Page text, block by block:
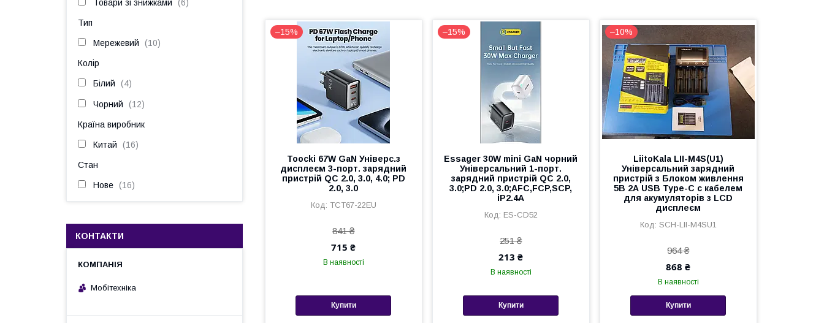
–15%
Toocki 67W GaN Універс.з
дисплеєм 3-порт. зарядний
пристрій QC 2.0, 3.0, 4.0; PD
2.0, 3.0
TCT67-22EU
841 ₴
715 ₴
В наявності
Купити
–15%
Essager 30W mini GaN чорний
Універсальний 1-порт.
зарядний пристрій QC 2.0,
3.0;PD 2.0, 3.0;AFC,FCP,SCP,
iP2.4A
ES-CD52
251 ₴
213 ₴
В наявності
Купити
–10%
LiitoKala LII-M4S(U1)
Універсальний зарядний
пристрій з Блоком живлення
5В 2А USB Type-C с кабелем
для акумуляторів з LCD
дисплеєм
SCH-LII-M4SU1
964 ₴
868 ₴
В наявності
Купити
Товари зі знижками 6
Тип
Мережевий 10
Колір
Білий 4
Чорний 12
Країна виробник
Китай 16
Стан
Нове 16
КОНТАКТИ
Мобітехніка